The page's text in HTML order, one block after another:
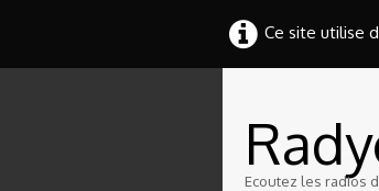
Ce site utilise
Ecoutez les radios